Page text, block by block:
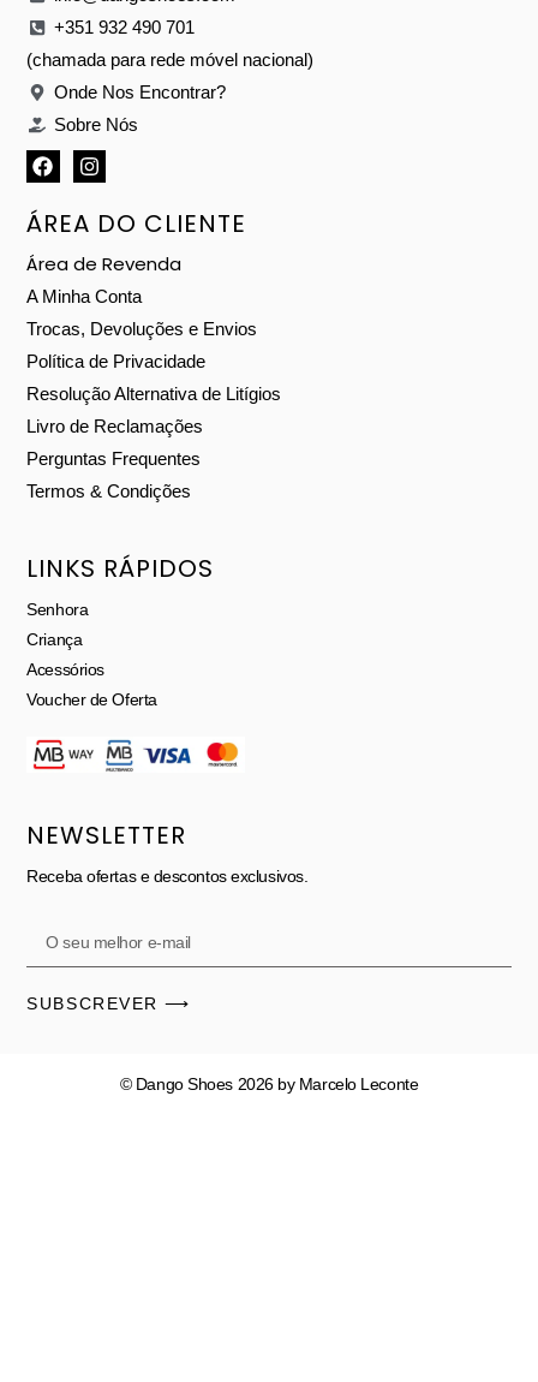
+351 932 490 701
(chamada para rede móvel nacional)
Onde Nos Encontrar?
Sobre Nós
ÁREA DO CLIENTE
Área de Revenda
A Minha Conta
Trocas, Devoluções e Envios
Política de Privacidade
Resolução Alternativa de Litígios
Livro de Reclamações
Perguntas Frequentes
Termos & Condições
LINKS RÁPIDOS
Senhora
Criança
Acessórios
Voucher de Oferta
NEWSLETTER
Receba ofertas e descontos exclusivos.
SUBSCREVER ⟶
© Dango Shoes 2026 by Marcelo Leconte